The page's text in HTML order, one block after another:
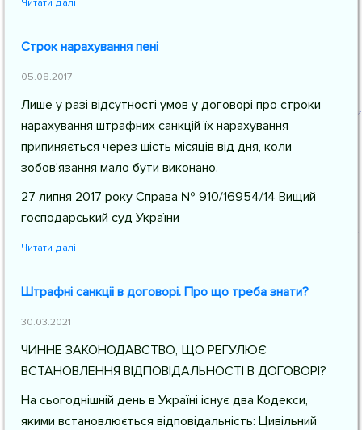
Строк нарахування пені
05.08.2017
Лише у разі відсутності умов у договорі про строки
нарахування штрафних санкцій їх нарахування
припиняється через шість місяців від дня, коли
зобов'язання мало бути виконано.
27 липня 2017 року Справа № 910/16954/14 Вищий
господарський суд України
Читати далі
Штрафні санкціі в договорі. Про що треба знати?
30.03.2021
ЧИННЕ ЗАКОНОДАВСТВО, ЩО РЕГУЛЮЄ
ВСТАНОВЛЕННЯ ВІДПОВІДАЛЬНОСТІ В ДОГОВОРІ?
На сьогоднішній день в Україні існує два Кодекси,
якими встановлюється відповідальність: Цивільний